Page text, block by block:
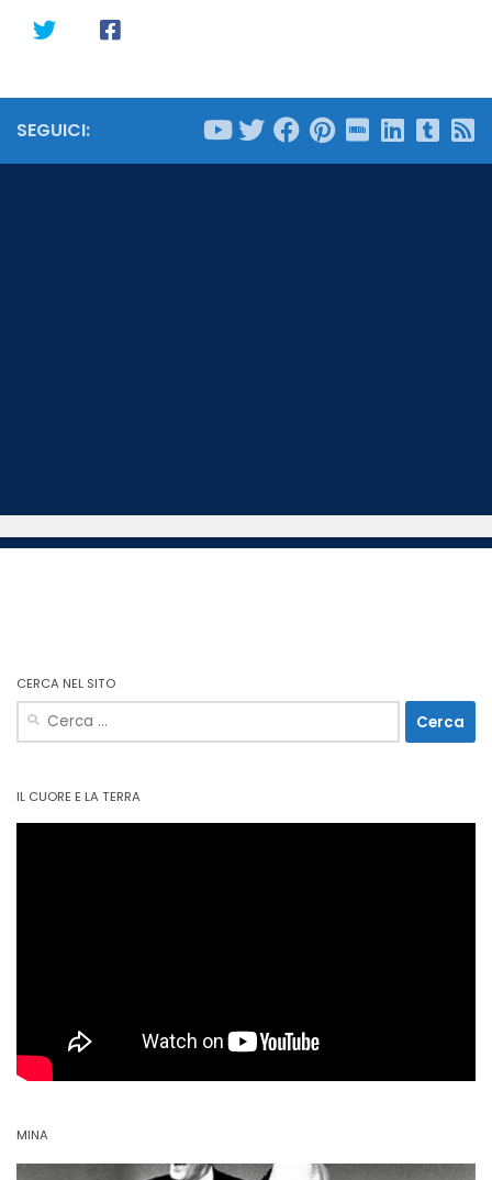
SEGUICI:
CERCA NEL SITO
Ricerca
per:
IL CUORE E LA TERRA
MINA